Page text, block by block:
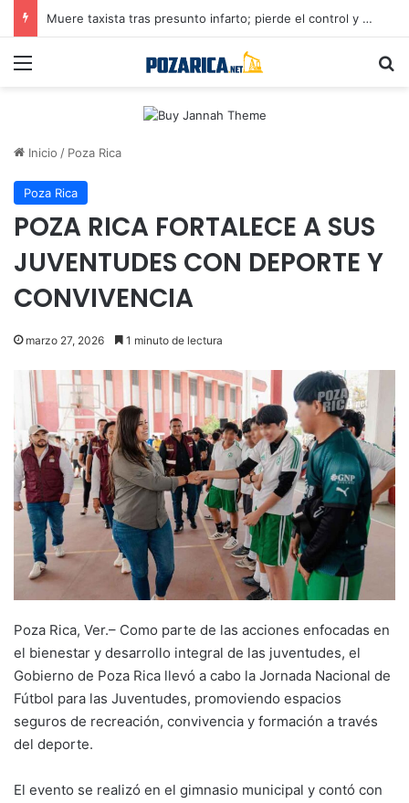
Muere taxista tras presunto infarto; pierde el control y provoca accidente en Poza Rica
Menú
Inicio / Poza Rica
Poza Rica
POZA RICA FORTALECE A SUS
JUVENTUDES CON DEPORTE Y
CONVIVENCIA
marzo 27, 2026 1 minuto de lectura
Poza Rica, Ver.– Como parte de las acciones enfocadas en
el bienestar y desarrollo integral de las juventudes, el
Gobierno de Poza Rica llevó a cabo la Jornada Nacional de
Fútbol para las Juventudes, promoviendo espacios
seguros de recreación, convivencia y formación a través
del deporte.
El evento se realizó en el gimnasio municipal y contó con